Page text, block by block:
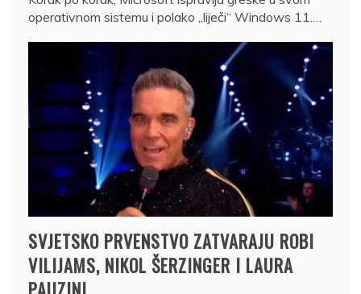
operativnom sistemu i polako „liječi“ Windows 11.…
SVJETSKO PRVENSTVO ZATVARAJU ROBI
VILIJAMS, NIKOL ŠERZINGER I LAURA